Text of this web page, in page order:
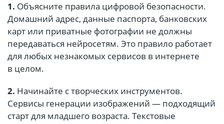
1. Объясните правила цифровой безопасности.
Домашний адрес, данные паспорта, банковских
карт или приватные фотографии не должны
передаваться нейросетям. Это правило работает
для любых незнакомых сервисов в интернете
в целом.
2. Начинайте с творческих инструментов.
Сервисы генерации изображений — подходящий
старт для младшего возраста. Текстовые